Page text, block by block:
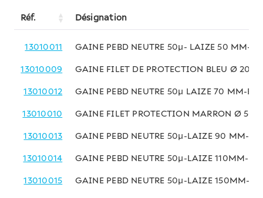
Réf. Désignation
13010011 GAINE PEBD NEUTRE 50µ- LAIZE 50 MM-
13010009 GAINE FILET DE PROTECTION BLEU Ø 20
13010012 GAINE PEBD NEUTRE 50µ LAIZE 70 MM-
13010010 GAINE FILET PROTECTION MARRON Ø 50
13010013 GAINE PEBD NEUTRE 50µ-LAIZE 90 MM-
13010014 GAINE PEBD NEUTRE 50µ-LAIZE 110MM-
13010015 GAINE PEBD NEUTRE 50µ-LAIZE 150MM-